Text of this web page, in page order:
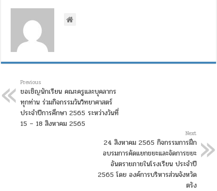
Previous
ขอเชิญนักเรียน คณะครูและบุคลากร
ทุกท่าน ร่วมกิจกรรมวันวิทยาศาสตร์
ประจำปีการศึกษา 2565 ระหว่างวันที่
15 – 18 สิงหาคม 2565
Next
24 สิงหาคม 2565 กิจกรรมการฝึก
อบรมการคัดแยกขยะและจัดการขยะ
อันตรายภายในโรงเรียน ประจำปี
2565 โดย องค์การบริหารส่วนจังหวัด
ตรัง